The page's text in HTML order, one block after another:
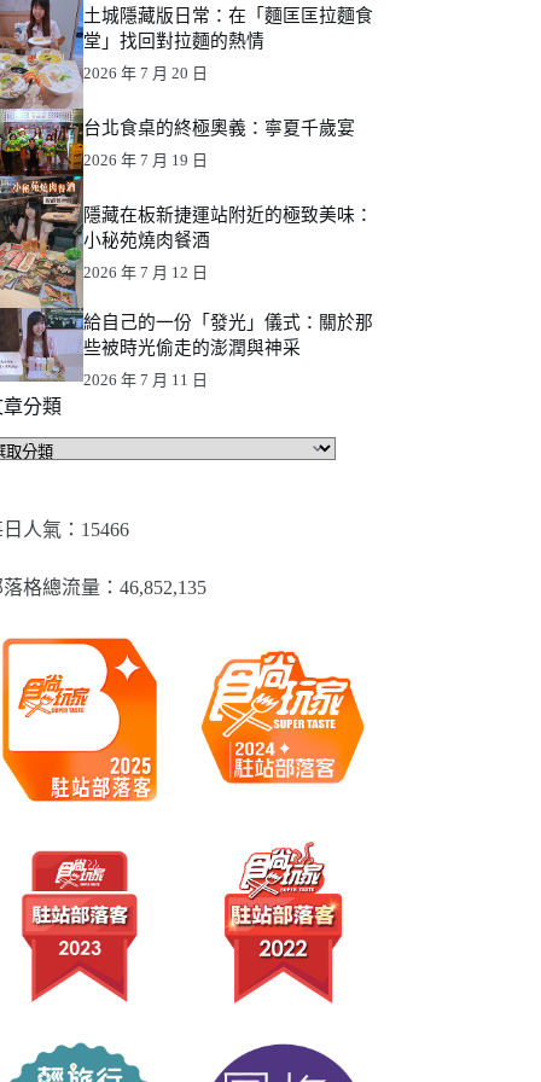
土城隱藏版日常：在「麵匡匡拉麵食
堂」找回對拉麵的熱情
2026 年 7 月 20 日
台北食桌的終極奧義：寧夏千歲宴
2026 年 7 月 19 日
隱藏在板新捷運站附近的極致美味：
小秘苑燒肉餐酒
2026 年 7 月 12 日
給自己的一份「發光」儀式：關於那
些被時光偷走的澎潤與神采
2026 年 7 月 11 日
分類
人氣：15466
格總流量：​46,852,135